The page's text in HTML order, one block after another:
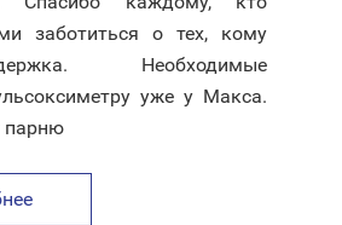
заботиться о тех, кому
⠀ Необходимые
уже у Макса.
парню